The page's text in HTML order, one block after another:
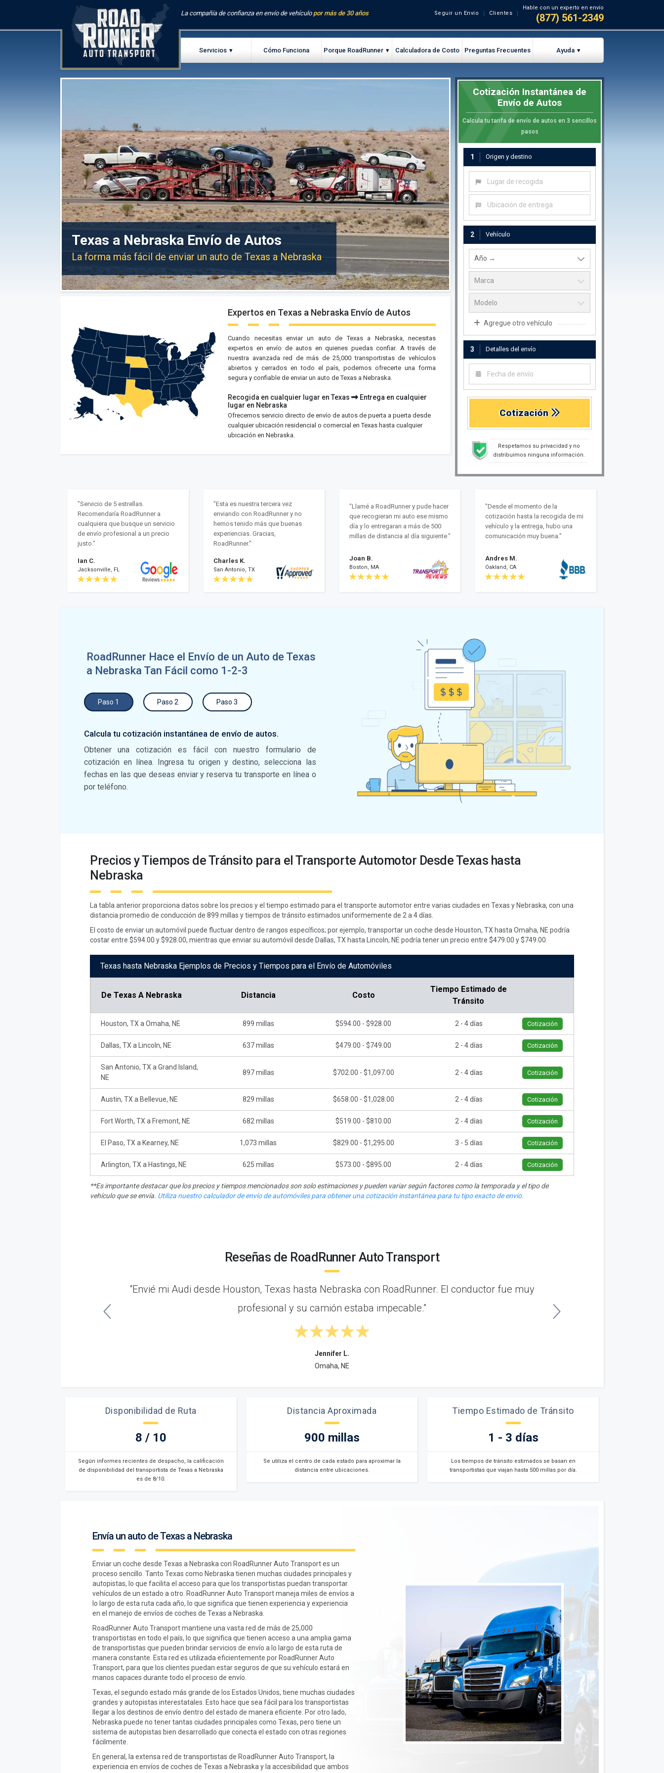
La compañía de confianza en envío de vehículopor más de 30 años Seguir un Envio Clientes
Hable con un experto en envío
(877) 561-2349
Servicios Cómo Funciona Porque RoadRunner Calculadora de Costo Preguntas Frecuentes Ayuda
Texas a Nebraska Envío de Autos
La forma más fácil de enviar un auto de Texas a Nebraska
Expertos en Texas a Nebraska Envío de Autos
Cuando necesitas enviar un auto de Texas a Nebraska, necesitas
expertos en envío de autos en quienes puedas confiar. A través de
nuestra avanzada red de más de 25,000 transportistas de vehículos
abiertos y cerrados en todo el país, podemos ofrecerte una forma
segura y confiable de enviar un auto de Texas a Nebraska.
Recogida en cualquier lugar en Texas
Entrega en cualquier
lugar en Nebraska
Ofrecemos servicio directo de envío de autos de puerta a puerta desde
cualquier ubicación residencial o comercial en Texas hasta cualquier
ubicación en Nebraska.
Cotización Instantánea de
Envío de Autos
Calcula tu tarifa de envío de autos en 3 sencillos
pasos
1 Origen y destino
Lugar de recogida
Ubicación de entrega
2 Vehículo
Agregue otro vehículo
3 Detalles del envío
Cotización
Respetamos su privacidad y no
distribuimos ninguna información.
"Servicio de 5 estrellas.
Recomendaría RoadRunner a
cualquiera que busque un servicio
de envío profesional a un precio
justo."
Ian C.
Jacksonville, FL
"Esta es nuestra tercera vez
enviando con RoadRunner y no
hemos tenido más que buenas
experiencias. Gracias,
RoadRunner."
Charles K.
San Antonio, TX
"Llamé a RoadRunner y pude hacer
que recogieran mi auto ese mismo
día y lo entregaran a más de 500
millas de distancia al día siguiente."
Joan B.
Boston, MA
"Desde el momento de la
cotización hasta la recogida de mi
vehículo y la entrega, hubo una
comunicación muy buena."
Andres M.
Oakland, CA
RoadRunner Hace el Envío de un Auto de Texas
a Nebraska Tan Fácil como 1-2-3
Paso 1 Paso 2 Paso 3
Calcula tu cotización instantánea de envío de autos.
Obtener una cotización es fácil con nuestro formulario de
cotización en línea. Ingresa tu origen y destino, selecciona las
fechas en las que deseas enviar y reserva tu transporte en línea o
por teléfono.
Precios y Tiempos de Tránsito para el Transporte Automotor Desde Texas hasta
Nebraska
La tabla anterior proporciona datos sobre los precios y el tiempo estimado para el transporte automotor entre varias ciudades en Texas y Nebraska, con una
distancia promedio de conducción de 899 millas y tiempos de tránsito estimados uniformemente de 2 a 4 días.
El costo de enviar un automóvil puede fluctuar dentro de rangos específicos; por ejemplo, transportar un coche desde Houston, TX hasta Omaha, NE podría
costar entre $594.00 y $928.00, mientras que enviar su automóvil desde Dallas, TX hasta Lincoln, NE podría tener un precio entre $479.00 y $749.00.
Texas hasta Nebraska Ejemplos de Precios y Tiempos para el Envío de Automóviles
De Texas A Nebraska Distancia Costo
Tiempo Estimado de
Tránsito
Houston, TX a Omaha, NE 899 millas $594.00 - $928.00 2 - 4 días Cotización
Dallas, TX a Lincoln, NE 637millas $479.00 - $749.00 2 - 4 días Cotización
San Antonio, TX a Grand Island,
NE
897millas $702.00 - $1,097.00 2 - 4 días Cotización
Austin, TX a Bellevue, NE 829 millas $658.00 - $1,028.00 2 - 4 días Cotización
Fort Worth, TX a Fremont, NE 682 millas $519.00 - $810.00 2 - 4 días Cotización
El Paso, TX a Kearney, NE 1,073 millas $829.00 - $1,295.00 3 - 5 días Cotización
Arlington, TX a Hastings, NE 625 millas $573.00 - $895.00 2 - 4 días Cotización
**Es importante destacar que los precios y tiempos mencionados son solo estimaciones y pueden variar según factores como la temporada y el tipo de
vehículo que se envía. Utiliza nuestro calculador de envío de automóviles para obtener una cotización instantánea para tu tipo exacto de envío.
Reseñas de RoadRunner Auto Transport
“Envié mi Audi desde Houston, Texas hasta Nebraska con RoadRunner. El conductor fue muy
profesional y su camión estaba impecable.”
Jennifer L.
Omaha, NE
Disponibilidad de Ruta
8 / 10
Según informes recientes de despacho, la calificación
de disponibilidad del transportista de Texas a Nebraska
es de 8/10.
Distancia Aproximada
900 millas
Se utiliza el centro de cada estado para aproximar la
distancia entre ubicaciones.
Tiempo Estimado de Tránsito
1 - 3 días
Los tiempos de tránsito estimados se basan en
transportistas que viajan hasta 500 millas por día.
Envía un auto de Texas a Nebraska
Enviar un coche desde Texas a Nebraska con RoadRunner Auto Transport es un
proceso sencillo. Tanto Texas como Nebraska tienen muchas ciudades principales y
autopistas, lo que facilita el acceso para que los transportistas puedan transportar
vehículos de un estado a otro. RoadRunner Auto Transport maneja miles de envíos a
lo largo de esta ruta cada año, lo que significa que tienen experiencia y experiencia
en el manejo de envíos de coches de Texas a Nebraska.
RoadRunner Auto Transport mantiene una vasta red de más de 25,000
transportistas en todo el país, lo que significa que tienen acceso a una amplia gama
de transportistas que pueden brindar servicios de envío a lo largo de esta ruta de
manera constante. Esta red es utilizada eficientemente por RoadRunner Auto
Transport, para que los clientes puedan estar seguros de que su vehículo estará en
manos capaces durante todo el proceso de envío.
Texas, el segundo estado más grande de los Estados Unidos, tiene muchas ciudades
grandes y autopistas interestatales. Esto hace que sea fácil para los transportistas
llegar a los destinos de envío dentro del estado de manera eficiente. Por otro lado,
Nebraska puede no tener tantas ciudades principales como Texas, pero tiene un
sistema de autopistas bien desarrollado que conecta el estado con otras regiones
fácilmente.
En general, la extensa red de transportistas de RoadRunner Auto Transport, la
experiencia en envíos de coches de Texas a Nebraska y la accesibilidad que ambos